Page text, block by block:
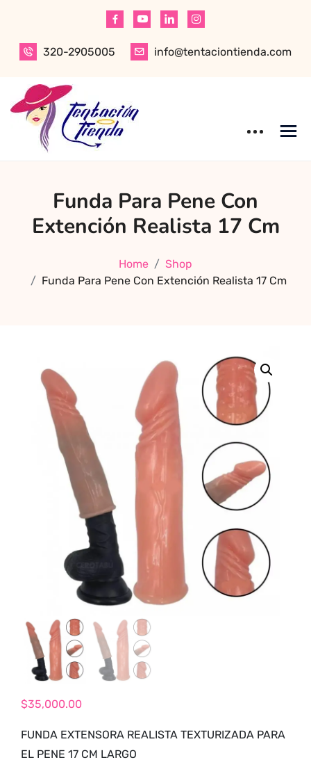
content
320-2905005
info@tentaciontienda.com
mejor sex shop
en Bogotá,
especializado en
cosméticos
sensuales y
vestidos de baño
a los mejores
precios del
Compra online
de forma rápida,
realiza tu pedido
fácilmente por
tienda para
adultos y vive
nuevas
experiencias con
los productos
sensuales.
Funda Para Pene Con
Extención Realista 17 Cm
Home
Shop
Funda Para Pene Con Extención Realista 17 Cm
$35,000.00
FUNDA EXTENSORA REALISTA TEXTURIZADA PARA
EL PENE 17 CM LARGO